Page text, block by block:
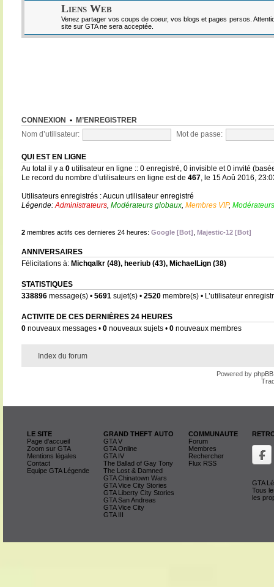
Liens Web
Venez partager vos coups de coeur, vos blogs et pages persos.
site sur GTA ne sera acceptée.
CONNEXION • M’ENREGISTRER
Nom d’utilisateur: Mot de passe:
QUI EST EN LIGNE
Au total il y a 0utilisateur en ligne :: 0 enregistré, 0 invisible et 0 invité
Le record du nombre d’utilisateurs en ligne est de 467, le 15 Aoû 2016,
Utilisateurs enregistrés : Aucun utilisateur enregistré
Légende:Administrateurs, Modérateurs globaux, Membres VIP,
2membres actifs ces dernieres 24 heures: Google [Bot] Majestic-12 [Bot]
ANNIVERSAIRES
Félicitations à: Michqalkr(48), heeriub(43), MichaelLign(38)
STATISTIQUES
338896message(s) • 5691sujet(s) • 2520membre(s) • L’utilisateur
ACTIVITE DE CES DERNIÈRES 24 HEURES
0nouveaux messages • 0nouveaux sujets • 0nouveaux membres
Index du forum
Powered by phpBB
LE SITE
Page d'accueil
Zoom sur GTA
Mentions légales
Contact
Equipe GTA Légende
GRAND THEFT AUTO
GTA V
GTA Online
GTA IV
The Ballad of Gay Tony
The Lost & Damned
GTA Chinatown Wars
GTA Vice City Stories
GTA Liberty City Stories
GTA San Andreas
GTA Vice City
GTA III
COMMUNAUTE
Forum
Membres
Rechercher
Flux RSS
GTA
Tous
les